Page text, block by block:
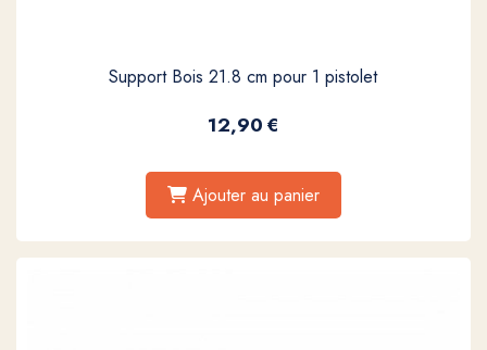
Support Bois 21.8 cm pour 1 pistolet
12,90€
Ajouter au panier